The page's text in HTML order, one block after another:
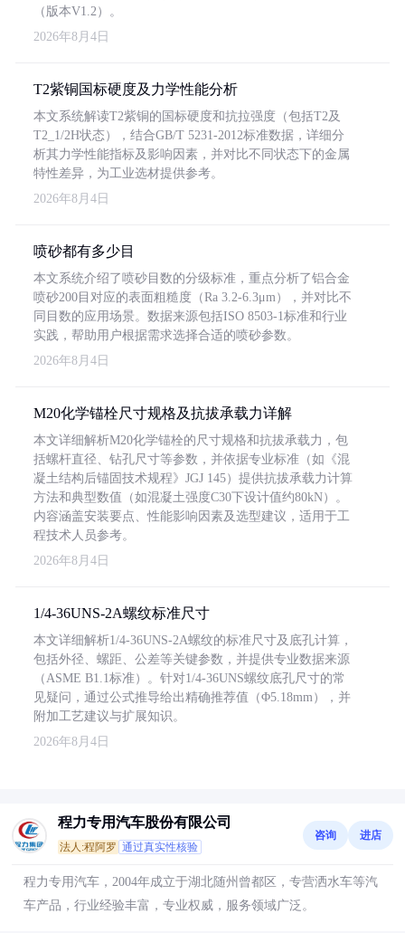
（版本V1.2）。
2026年8月4日
T2紫铜国标硬度及力学性能分析
本文系统解读T2紫铜的国标硬度和抗拉强度（包括T2及
T2_1/2H状态），结合GB/T 5231-2012标准数据，详细分
析其力学性能指标及影响因素，并对比不同状态下的金属
特性差异，为工业选材提供参考。
2026年8月4日
喷砂都有多少目
本文系统介绍了喷砂目数的分级标准，重点分析了铝合金
喷砂200目对应的表面粗糙度（Ra 3.2-6.3μm），并对比不
同目数的应用场景。数据来源包括ISO 8503-1标准和行业
实践，帮助用户根据需求选择合适的喷砂参数。
2026年8月4日
M20化学锚栓尺寸规格及抗拔承载力详解
本文详细解析M20化学锚栓的尺寸规格和抗拔承载力，包
括螺杆直径、钻孔尺寸等参数，并依据专业标准（如《混
凝土结构后锚固技术规程》JGJ 145）提供抗拔承载力计算
方法和典型数值（如混凝土强度C30下设计值约80kN）。
内容涵盖安装要点、性能影响因素及选型建议，适用于工
程技术人员参考。
2026年8月4日
1/4-36UNS-2A螺纹标准尺寸
本文详细解析1/4-36UNS-2A螺纹的标准尺寸及底孔计算，
包括外径、螺距、公差等关键参数，并提供专业数据来源
（ASME B1.1标准）。针对1/4-36UNS螺纹底孔尺寸的常
见疑问，通过公式推导给出精确推荐值（Φ5.18mm），并
附加工艺建议与扩展知识。
2026年8月4日
程力专用汽车股份有限公司
法人:程阿罗 通过真实性核验
咨询 进店
程力专用汽车，2004年成立于湖北随州曾都区，专营洒水车等汽
车产品，行业经验丰富，专业权威，服务领域广泛。